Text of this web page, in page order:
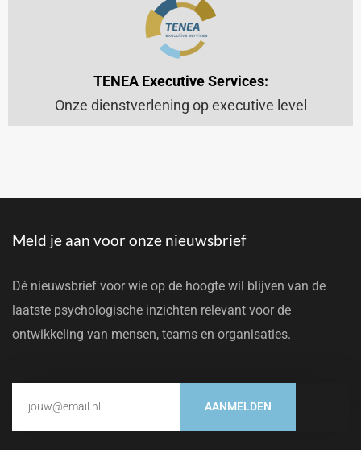
TENEA Executive Services:
Onze dienstverlening op executive level
Meld je aan voor onze nieuwsbrief
Dé nieuwsbrief voor wie op de hoogte wil blijven van de
laatste psychologische inzichten relevant voor de
ontwikkeling van mensen, teams en organisaties.
AANMELDEN